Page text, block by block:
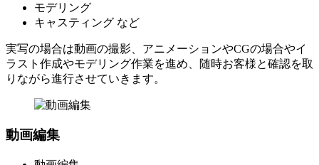
モデリング
キャスティング など
実写の場合は動画の撮影、アニメーションやCGの場合やイ
ラスト作成やモデリング作業を進め、随時お客様と確認を取
りながら進行させていきます。
動画編集